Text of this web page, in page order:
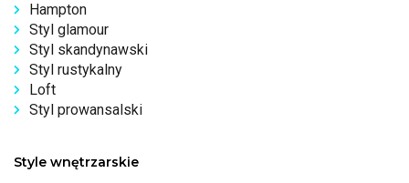
Hampton
Styl glamour
Styl skandynawski
Styl rustykalny
Loft
Styl prowansalski
Style wnętrzarskie